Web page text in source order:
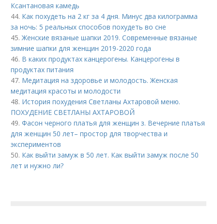
Ксантановая камедь
44. Как похудеть на 2 кг за 4 дня. Минус два килограмма
за ночь: 5 реальных способов похудеть во сне
45.Женские вязаные шапки 2019. Современные вязаные
зимние шапки для женщин 2019-2020 года
46. В каких продуктах канцерогены. Канцерогены в
продуктах питания
47. Медитация на здоровье и молодость. Женская
медитация красоты и молодости
48. История похудения Светланы Ахтаровой меню.
ПОХУДЕНИЕ СВЕТЛАНЫ АХТАРОВОЙ
49.Фасон черного платья для женщин з. Вечерние платья
для женщин 50 лет– простор для творчества и
экспериментов
50. Как выйти замуж в 50 лет. Как выйти замуж после 50
лет и нужно ли?